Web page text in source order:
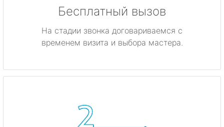
Бесплатный вызов
На стадии звонка договариваемся с
временем визита и выбора мастера.